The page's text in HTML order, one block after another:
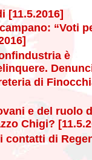
[11.5.2016]
“Voti
è
di
e del ruolo
Chigi?
contatti di